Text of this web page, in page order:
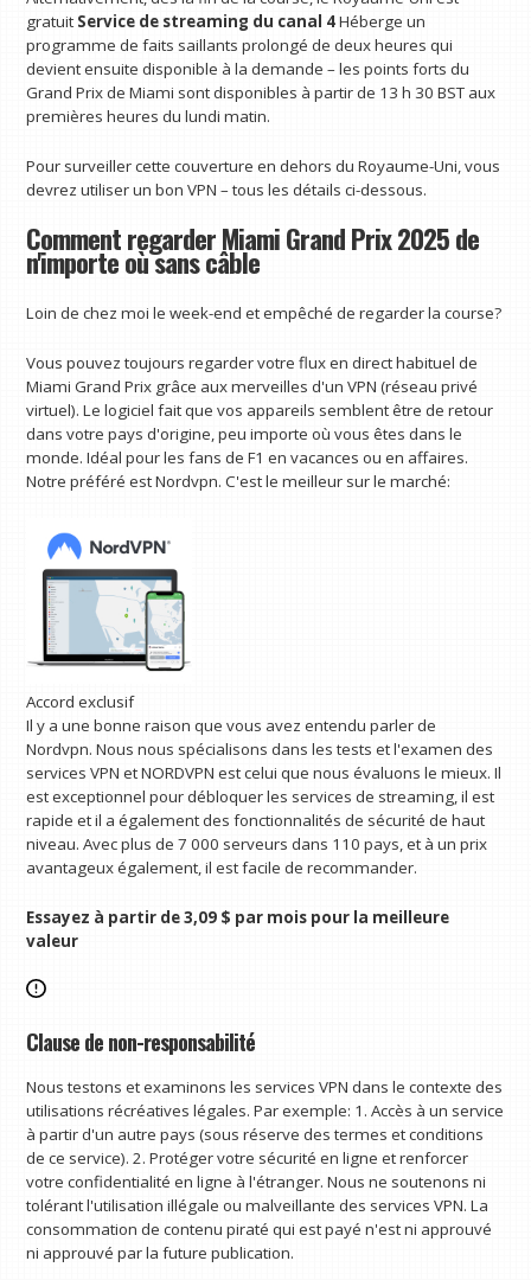
gratuit Service de streaming du canal 4Héberge un
programme de faits saillants prolongé de deux heures qui
devient ensuite disponible à la demande – les points forts du
Grand Prix de Miami sont disponibles à partir de 13 h 30 BST aux
premières heures du lundi matin.
Pour surveiller cette couverture en dehors du Royaume-Uni, vous
devrez utiliser un bon VPN – tous les détails ci-dessous.
Comment regarder Miami Grand Prix 2025 de
n'importe où sans câble
Loin de chez moi le week-end et empêché de regarder la course?
Vous pouvez toujours regarder votre flux en direct habituel de
Miami Grand Prix grâce aux merveilles d'un VPN (réseau privé
virtuel). Le logiciel fait que vos appareils semblent être de retour
dans votre pays d'origine, peu importe où vous êtes dans le
monde. Idéal pour les fans de F1 en vacances ou en affaires.
Notre préféré est Nordvpn. C'est le meilleur sur le marché:
Accord exclusif
Il y a une bonne raison que vous avez entendu parler de
Nordvpn. Nous nous spécialisons dans les tests et l'examen des
services VPN et NORDVPN est celui que nous évaluons le mieux. Il
est exceptionnel pour débloquer les services de streaming, il est
rapide et il a également des fonctionnalités de sécurité de haut
niveau. Avec plus de 7 000 serveurs dans 110 pays, et à un prix
avantageux également, il est facile de recommander.
Essayez à partir de 3,09 $ par mois pour la meilleure
valeur
Clause de non-responsabilité
Nous testons et examinons les services VPN dans le contexte des
utilisations récréatives légales. Par exemple: 1. Accès à un service
à partir d'un autre pays (sous réserve des termes et conditions
de ce service). 2. Protéger votre sécurité en ligne et renforcer
votre confidentialité en ligne à l'étranger. Nous ne soutenons ni
tolérant l'utilisation illégale ou malveillante des services VPN. La
consommation de contenu piraté qui est payé n'est ni approuvé
ni approuvé par la future publication.